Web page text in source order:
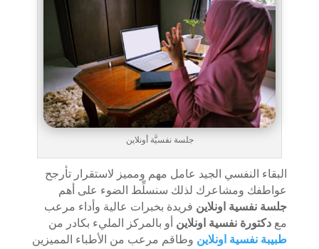
جلسة نفسيَّة أونلاين
البقاء النفسي الجيد عامل مهم ومميز لاستقرار تأرجح
عواطفك ومشاعرك لذلك سنسلِّط الضوء على أهم
جلسة نفسية اونلاين فريدة بخبرات عالية وأداء مرعب
مع دكتورة نفسية اونلاين أو بالمركز المليء بكادر من
طبيبة نفسية اونلاين وطاقم مرعب من الأطباء المميزين